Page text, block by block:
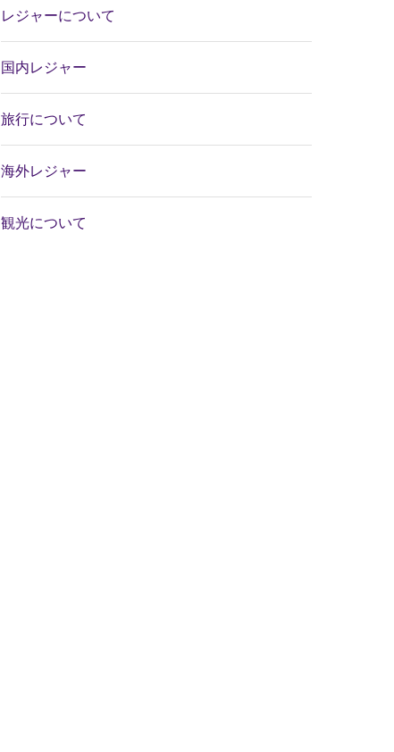
レジャーについて
国内レジャー
旅行について
海外レジャー
観光について